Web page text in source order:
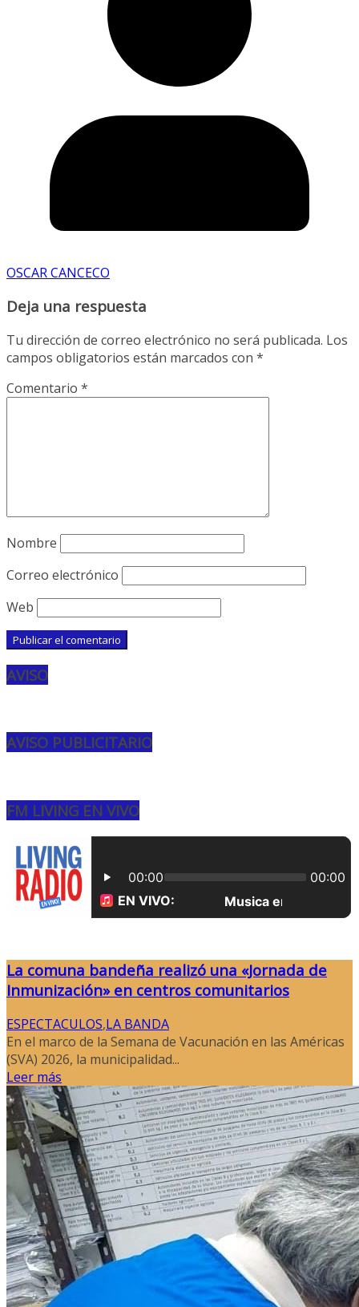
OSCAR CANCECO
Deja una respuesta
Tu dirección de correo electrónico no será publicada. Los
campos obligatorios están marcados con *
Comentario *
Nombre
Correo electrónico
Web
AVISO
AVISO PUBLICITARIO
FM LIVING EN VIVO
La comuna bandeña realizó una «Jornada de
Inmunización» en centros comunitarios
ESPECTACULOS,LA BANDA
En el marco de la Semana de Vacunación en las Américas
(SVA) 2026, la municipalidad...
Leer más